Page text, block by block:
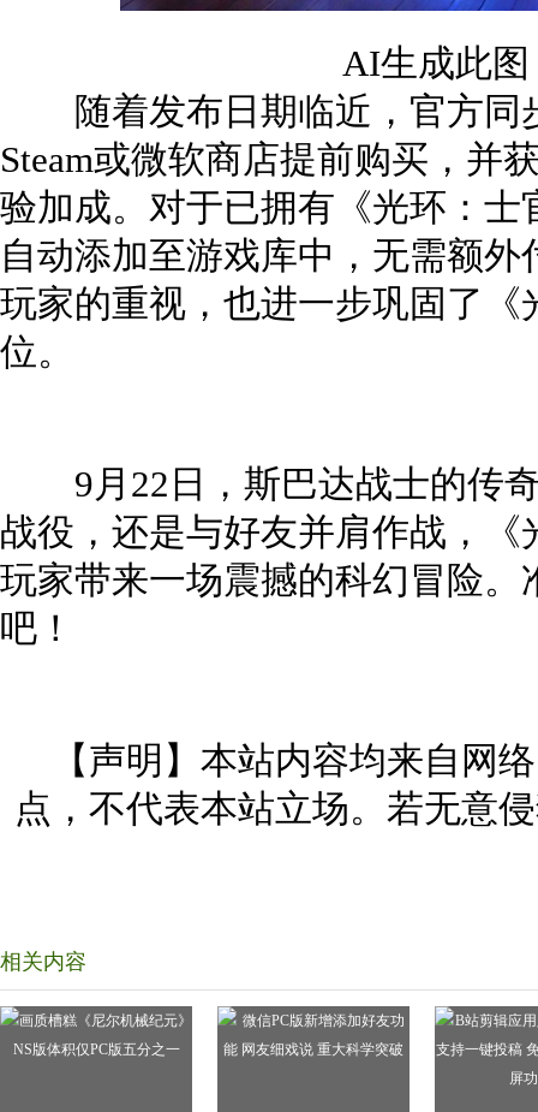
AI生成此
随着发布日期临近，官方同
Steam或微软商店提前购买，并
验加成。对于已拥有《光环：
自动添加至游戏库中，无需额
玩家的重视，也进一步巩固了
位。
9月22日，斯巴达战士的传奇
战役，还是与好友并肩作战，《
玩家带来一场震撼的科幻冒险
吧！
【声明】本站内容均来自网
点，不代表本站立场。若无意
相关内容